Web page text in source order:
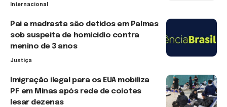
Internacional
Pai e madrasta são detidos em Palmas
sob suspeita de homicídio contra
menino de 3 anos
Justiça
Imigração ilegal para os EUA mobiliza
PF em Minas após rede de coiotes
lesar dezenas